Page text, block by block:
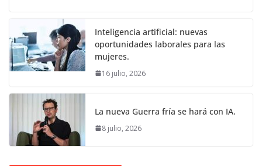
Inteligencia artificial: nuevas
oportunidades laborales para las
mujeres.
16 julio, 2026
La nueva Guerra fría se hará con IA.
8 julio, 2026